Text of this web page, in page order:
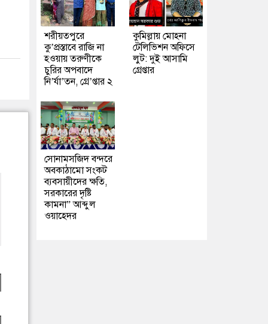
শরীয়তপুরে
কু’প্রস্তাবে রাজি না
হওয়ায় তরুণীকে
চুরির অপবাদে
নি’র্যা’তন, গ্রে’প্তার ২
কুমিল্লায় মোহনা
টেলিভিশন অফিসে
লুট: দুই আসামি
গ্রেপ্তার
সোনামসজিদ বন্দরে
অবকাঠামো সংকট
ব্যবসায়ীদের ক্ষতি,
সরকারের দৃষ্টি
কামনা” আব্দুল
ওয়াহেদর